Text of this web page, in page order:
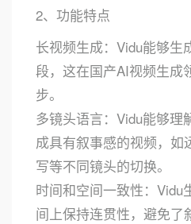
2、功能特点
长视频生成：Vidu能够生
段，这在国产AI视频生成
步。
多镜头语言：Vidu能够理
成具有叙事感的视频，如
写等不同镜头的切换。
时间和空间一致性：Vidu
间上保持连贯性，避免了